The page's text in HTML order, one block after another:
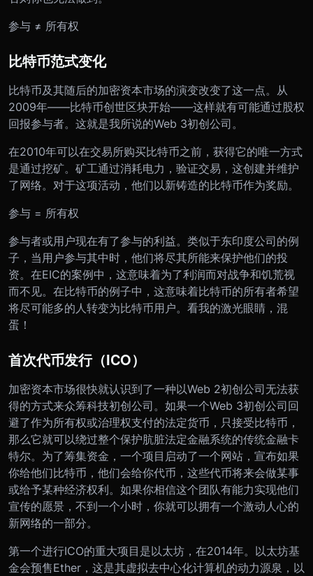
参与 ≠ 所有权
比特币范式变化
比特币及其随后的加密资本市场的演变改变了这一点。从
2009年——比特币创世区块开始——这样就有可能通过股权
回报参与者。这就是我所说的Web 3初创公司。
在2010年可以在交易所购买比特币之前，获得它的唯一方式
是通过挖矿。矿工通过消耗电力，验证交易，这创建并维护
了网络。对于这项活动，他们以新铸造的比特币作为奖励。
参与 = 所有权
参与者或用户现在有了参与的利益。类似于东印度公司的例
子，当用户参与其中时，他们将尽其所能来保护他们的投
资。在EIC的案例中，这意味着为了利润而对战争和饥荒视
而不见。在比特币的例子中，这意味着比特币的所有者希望
将尽可能多的人转变为比特币用户。看我的激光眼睛，混
蛋！
首次代币发行（ICO）
加密资本市场很快就认识到了一种以Web 2初创公司无法获
得的方式来众筹科技初创公司。如果一个Web 3初创公司回
避了作为所有权或治理权支付的法定货币，只接受比特币，
那么它就可以绕过整个保护肮脏法定金融系统的传统金融卡
特尔。为了筹集资金，一个项目启动了一个网站，宣布如果
你给他们比特币，他们会给你代币，这些代币将来会做某事
或给予某种经济权利。如果你相信这个团队有能力实现他们
宣传的愿景，不到一个小时，你就可以拥有一个激动人心的
新网络的一部分。
第一个进行ICO的重大项目是以太坊，在2014年。以太坊基
金会预售Ether，这是其虚拟去中心化计算机的动力源泉，以